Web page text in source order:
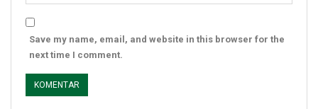
Save my name, email, and website in this browser for the
next time I comment.